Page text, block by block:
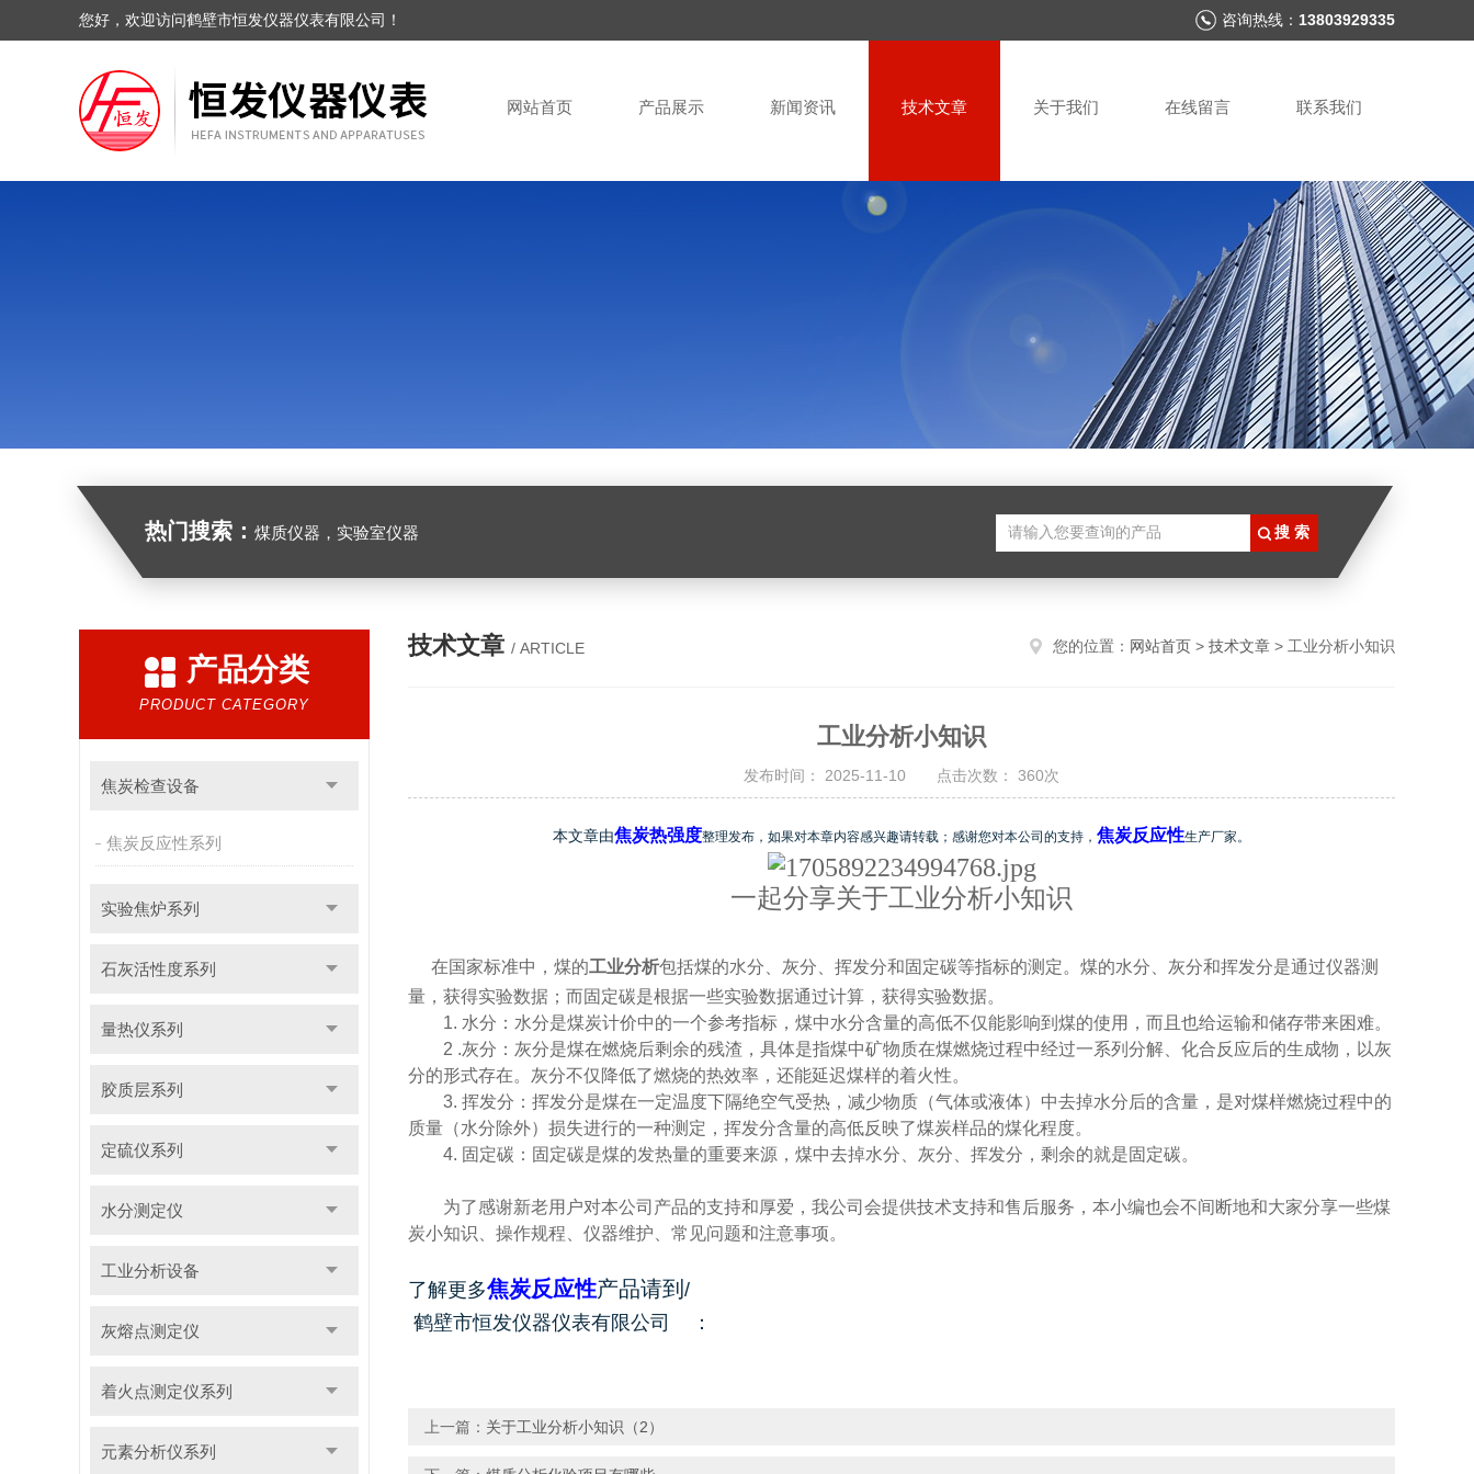
您好，欢迎访问鹤壁市恒发仪器仪表有限公司！ 咨询热线： 13803929335
网站首页 产品展示 新闻资讯 技术文章 关于我们 在线留言 联系我们
热门搜索： 煤质仪器，实验室仪器
产品分类
PRODUCT CATEGORY
焦炭检查设备
焦炭反应性系列
实验焦炉系列
石灰活性度系列
量热仪系列
胶质层系列
定硫仪系列
水分测定仪
工业分析设备
灰熔点测定仪
着火点测定仪系列
元素分析仪系列
技术文章 / ARTICLE 您的位置： 网站首页 > 技术文章 > 工业分析小知识
工业分析小知识
发布时间： 2025-11-10 点击次数： 360次
本文章由焦炭热强度整理发布，如果对本章内容感兴趣请转载；感谢您对本公司的支持， 焦炭反应性生产厂家。
一起分享关于工业分析小知识
在国家标准中，煤的工业分析包括煤的水分、灰分、挥发分和固定碳等指标的测定。煤的水分、灰分和挥发分是通过仪器测
量，获得实验数据；而固定碳是根据一些实验数据通过计算，获得实验数据。
1. 水分：水分是煤炭计价中的一个参考指标，煤中水分含量的高低不仅能影响到煤的使用，而且也给运输和储存带来困难。
2 .灰分：灰分是煤在燃烧后剩余的残渣，具体是指煤中矿物质在煤燃烧过程中经过一系列分解、化合反应后的生成物，以灰
分的形式存在。灰分不仅降低了燃烧的热效率，还能延迟煤样的着火性。
3. 挥发分：挥发分是煤在一定温度下隔绝空气受热，减少物质（气体或液体）中去掉水分后的含量，是对煤样燃烧过程中的
质量（水分除外）损失进行的一种测定，挥发分含量的高低反映了煤炭样品的煤化程度。
4. 固定碳：固定碳是煤的发热量的重要来源，煤中去掉水分、灰分、挥发分，剩余的就是固定碳。
为了感谢新老用户对本公司产品的支持和厚爱，我公司会提供技术支持和售后服务，本小编也会不间断地和大家分享一些煤
炭小知识、操作规程、仪器维护、常见问题和注意事项。
了解更多焦炭反应性产品请到 /
鹤壁市恒发仪器仪表有限公司
：
上一篇： ​关于工业分析小知识（2）